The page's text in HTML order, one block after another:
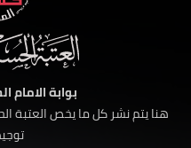
بوابة الامام
هنا يتم نشر كل ما يخص العتبة